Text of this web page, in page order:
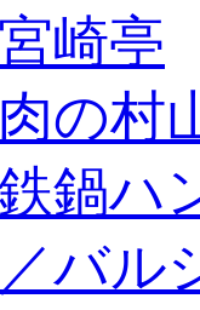
崎亭
の村
鍋ハ
バル